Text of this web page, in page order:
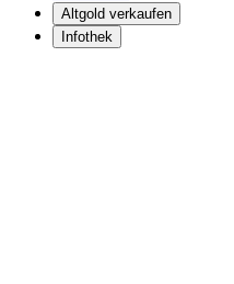
Altgold verkaufen
Infothek